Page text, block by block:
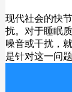
现代社会的快
扰。对于睡眠
噪音或干扰，
是针对这一问